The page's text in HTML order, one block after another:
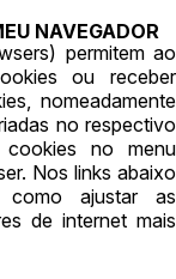
NAVEGADOR
permitem ao
ou receber
nomeadamente
no respectivo
no menu
Nos links abaixo
como ajustar as
de internet mais